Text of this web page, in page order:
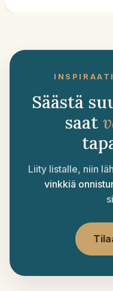
postaa
Säästä
saat
Liity listalle, niin
vinkkiä